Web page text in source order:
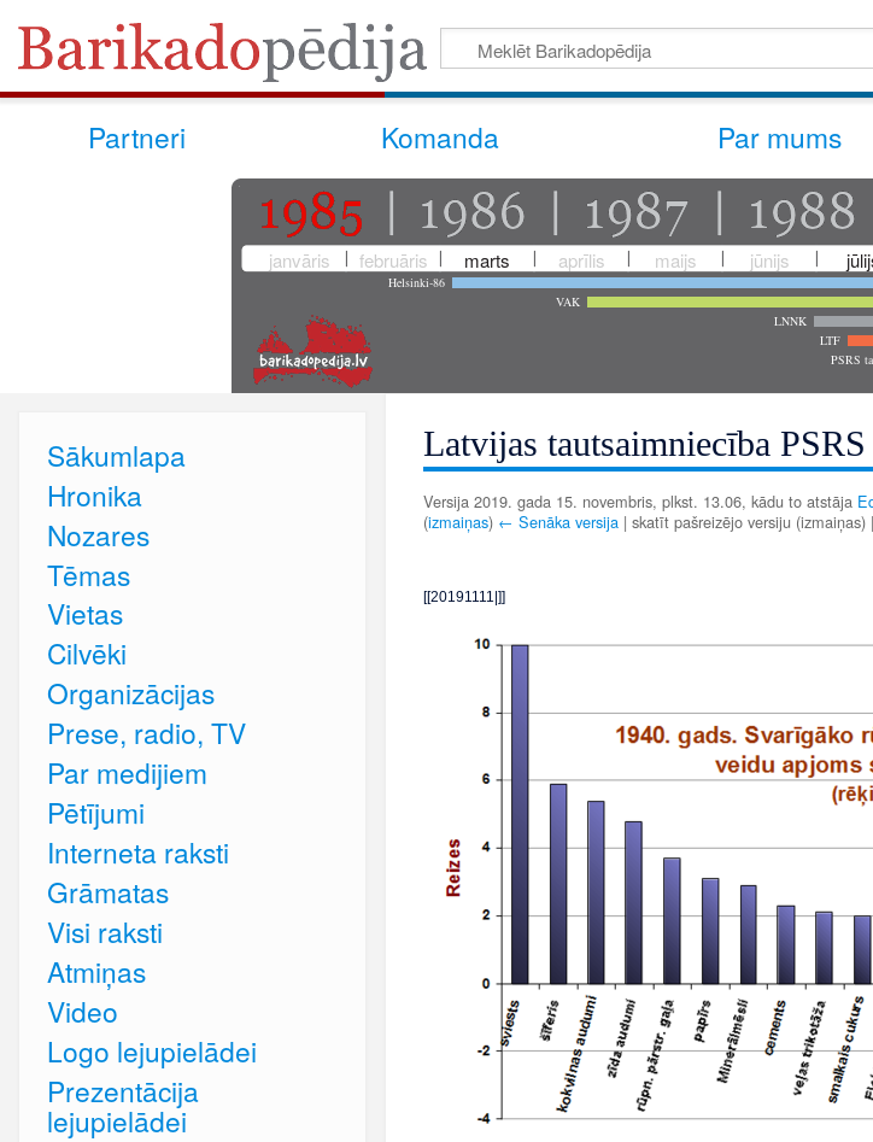
Partneri Komanda Par mums
janvāris februāris marts aprīlis maijs jūnijs
Helsinki-86
VAK
LNNK
LTF
PSRS
Latvijas tautsaimniecība
Versija 2019. gada 15. novembris, plkst. 13.06, kādu to atstāja
(izmaiņas) ← Senāka versija | skatīt pašreizējo versiju
[[20191111|]]
Sākumlapa
Hronika
Nozares
Tēmas
Vietas
Cilvēki
Organizācijas
Prese, radio, TV
Par medijiem
Pētījumi
Interneta raksti
Grāmatas
Visi raksti
Atmiņas
Video
Logo lejupielādei
Prezentācija
lejupielādei